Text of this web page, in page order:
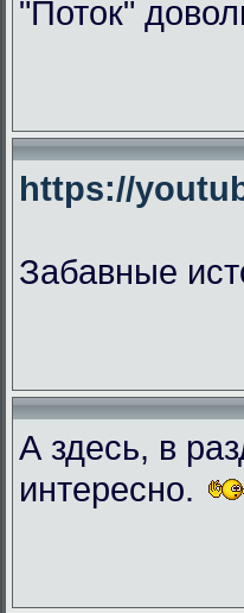
"Поток"
https://
Забавные
А здесь, в
интересно.